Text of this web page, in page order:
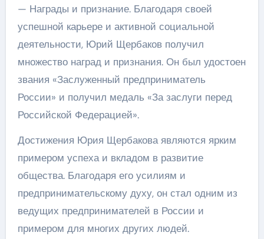
— Награды и признание. Благодаря своей
успешной карьере и активной социальной
деятельности, Юрий Щербаков получил
множество наград и признания. Он был удостоен
звания «Заслуженный предприниматель
России» и получил медаль «За заслуги перед
Российской Федерацией».
Достижения Юрия Щербакова являются ярким
примером успеха и вкладом в развитие
общества. Благодаря его усилиям и
предпринимательскому духу, он стал одним из
ведущих предпринимателей в России и
примером для многих других людей.